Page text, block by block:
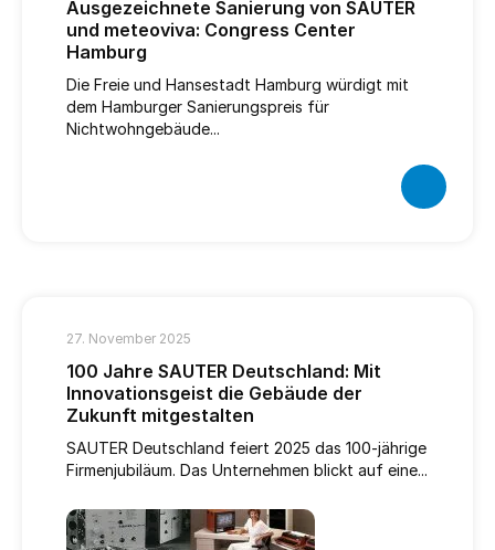
Ausgezeichnete Sanierung von SAUTER
und meteoviva: Congress Center
Hamburg
Die Freie und Hansestadt Hamburg würdigt mit
dem Hamburger Sanierungspreis für
Nichtwohngebäude...
27. November 2025
100 Jahre SAUTER Deutschland: Mit
Innovationsgeist die Gebäude der
Zukunft mitgestalten
SAUTER Deutschland feiert 2025 das 100-jährige
Firmenjubiläum. Das Unternehmen blickt auf eine...